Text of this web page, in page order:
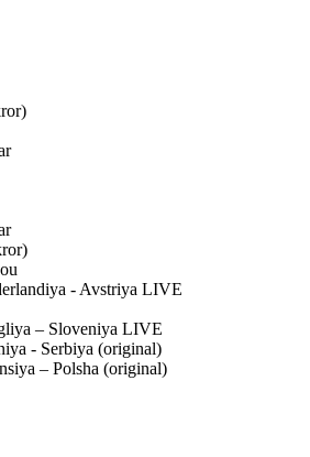
- Avstriya LIVE
– Sloveniya LIVE
- Serbiya (original)
– Polsha (original)